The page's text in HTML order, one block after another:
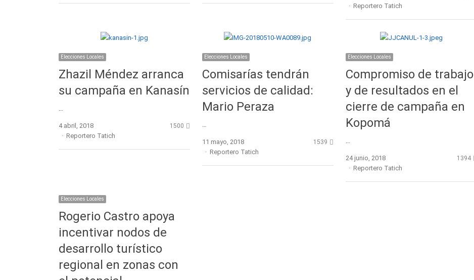
Author
Reportero Tatich
Elecciones Locales
Zhazil Méndez arranca
su campaña en Kanasín
4 abril, 2018
Author
Reportero Tatich
1500
Elecciones Locales
Comisarías tendrán
servicios de calidad:
Mario Peraza
11 mayo, 2018
Author
Reportero Tatich
1539
Elecciones Locales
Compromiso de trabajo
y de resultados en el
cierre de campaña en
Kopomá
24 junio, 2018
Author
Reportero Tatich
1394
Elecciones Locales
Rogerio Castro apoya
incentivar nodos de
desarrollo turístico
regional en zonas con